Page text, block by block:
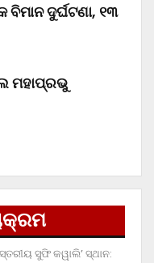
ଦୁର୍ଘଟଣା, ୧୩
ମହାପ୍ରଭୁ
ସୁଫି କୱାଲି’ ସ୍ଥାନ: